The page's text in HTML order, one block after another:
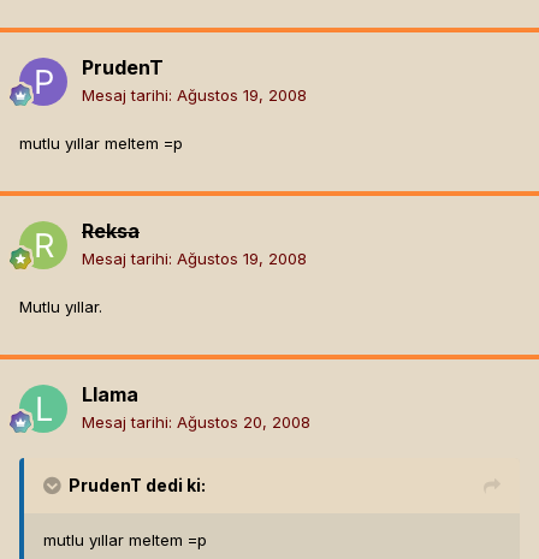
PrudenT
Mesaj tarihi: Ağustos 19, 2008
mutlu yıllar meltem =p
Reksa
Mesaj tarihi: Ağustos 19, 2008
Mutlu yıllar.
Llama
Mesaj tarihi: Ağustos 20, 2008
PrudenT dedi ki:
mutlu yıllar meltem =p